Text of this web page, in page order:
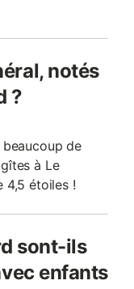
notés
?
de
à Le
4,5 étoiles !
sont-ils
enfants